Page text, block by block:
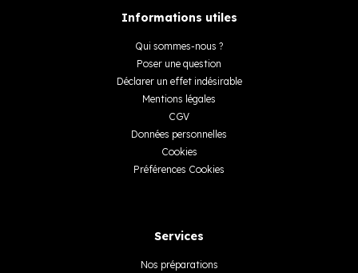
Informations utiles
Qui sommes-nous ?
Poser une question
Déclarer un effet indésirable
Mentions légales
CGV
Données personnelles
Cookies
Préférences Cookies
Services
Nos préparations